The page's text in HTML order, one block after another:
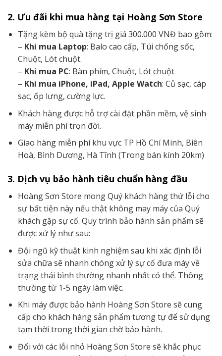
2. Ưu đãi khi mua hàng tại Hoàng Sơn Store
Tặng kèm bộ quà tặng trị giá 300.000 VNĐ bao gồm:
– Khi mua Laptop: Balo cao cấp, Túi chống sốc,
Chuột, Lót chuột.
– Khi mua PC: Bàn phím, Chuột, Lót chuột
– Khi mua iPhone, iPad, Apple Watch: Củ sạc, cáp
sạc, ốp lưng, cường lực.
Khách hàng được hỗ trợ cài đặt phần mềm, vệ sinh
máy miễn phí trọn đời.
Giao hàng miễn phí khu vực TP Hồ Chí Minh, Biên
Hoà, Bình Dương, Hà Tĩnh (Trong bán kính 20km)
3. Dịch vụ bảo hành tiêu chuẩn hàng đầu
Hoàng Sơn Store mong Quý khách hàng thứ lỗi cho
sự bất tiện này nếu thật không may máy của Quý
khách gặp sự cố. Quy trình bảo hành sản phẩm sẽ
được xử lý như sau:
Đội ngũ kỹ thuật kinh nghiệm sau khi xác định lỗi
sửa chữa sẽ nhanh chóng xử lý sự cố đưa máy về
trạng thái bình thường nhanh nhất có thể. Thông
thường từ 1-5 ngày làm việc.
Khi máy được bảo hành Hoàng Sơn Store sẽ cung
cấp cho khách hàng sản phẩm tương tự để sử dụng
tạm thời trong thời gian chờ bảo hành.
Đối với các lỗi nhỏ Hoàng Sơn Store sẽ khắc phục